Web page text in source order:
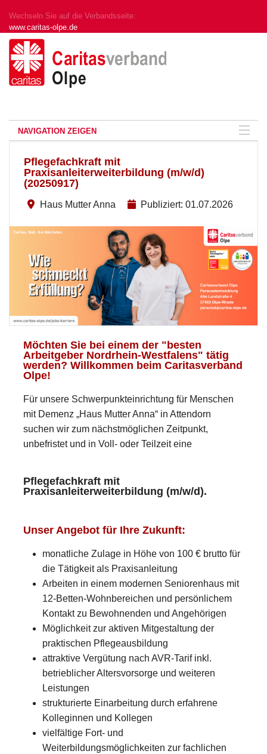
Wechseln Sie auf die Verbandsseite:
www.caritas-olpe.de
NAVIGATION ZEIGEN
Pflegefachkraft mit
Praxisanleiterweiterbildung (m/w/d)
(20250917)
Haus Mutter Anna Publiziert: 01.07.2026
Möchten Sie bei einem der "besten
Arbeitgeber Nordrhein-Westfalens" tätig
werden? Willkommen beim Caritasverband
Olpe!
Für unsere Schwerpunkteinrichtung für Menschen
mit Demenz „Haus Mutter Anna“ in Attendorn
suchen wir zum nächstmöglichen Zeitpunkt,
unbefristet und in Voll- oder Teilzeit eine
Pflegefachkraft mit
Praxisanleiterweiterbildung (m/w/d).
Unser Angebot für Ihre Zukunft:
monatliche Zulage in Höhe von 100 € brutto für
die Tätigkeit als Praxisanleitung
Arbeiten in einem modernen Seniorenhaus mit
12-Betten-Wohnbereichen und persönlichem
Kontakt zu Bewohnenden und Angehörigen
Möglichkeit zur aktiven Mitgestaltung der
praktischen Pflegeausbildung
attraktive Vergütung nach AVR-Tarif inkl.
betrieblicher Altersvorsorge und weiteren
Leistungen
strukturierte Einarbeitung durch erfahrene
Kolleginnen und Kollegen
vielfältige Fort- und
Weiterbildungsmöglichkeiten zur fachlichen